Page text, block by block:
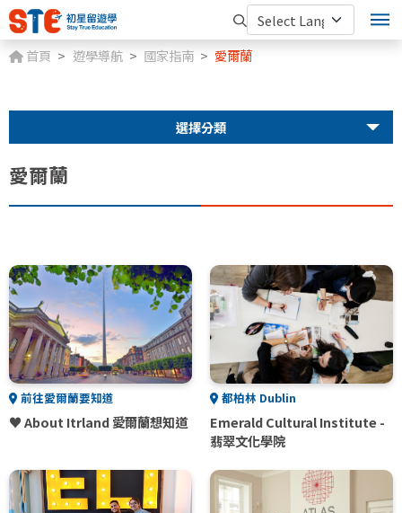
首頁 遊學導航 國家指南 愛爾蘭
選擇分類
愛爾蘭
前往愛爾蘭要知道
♥ About Itrland 愛爾蘭想知道
都柏林 Dublin
Emerald Cultural Institute -
翡翠文化學院